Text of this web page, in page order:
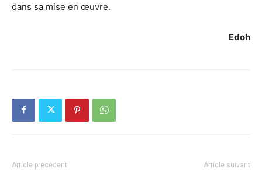
dans sa mise en œuvre.
Edoh
Article précédent Article suivant